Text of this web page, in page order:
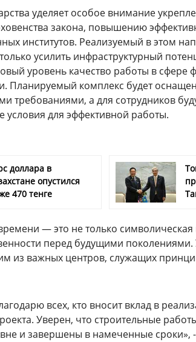
уделяет особое внимание
закона, повышению
институтов. Реализуемый в этом
усилить инфраструктурный
уровень качество работы в сфере
Планируемый комплекс будет оснащен
требованиями, а для сотрудников
условия для эффективной работы.
доллара в
опустился
470 тенге
— это не только
перед будущими
из важных центров, служащих
всех, кто вносит вклад в
Уверен, что строительные
и завершены в намеченные сроки»,